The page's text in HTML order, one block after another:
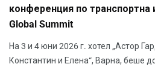
конференция по транспортна
Global Summit
На 3 и 4 юни 2026 г. хотел „Астор
Константин и Елена“, Варна, беше